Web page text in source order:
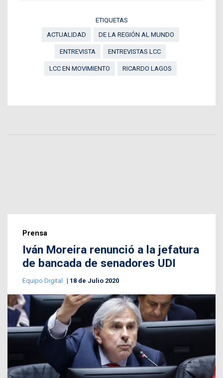
ETIQUETAS
ACTUALIDAD
DE LA REGIÓN AL MUNDO
ENTREVISTA ENTREVISTAS LCC
LCC EN MOVIMIENTO RICARDO LAGOS
Prensa
Iván Moreira renunció a la jefatura
de bancada de senadores UDI
Equipo Digital 18 de Julio 2020